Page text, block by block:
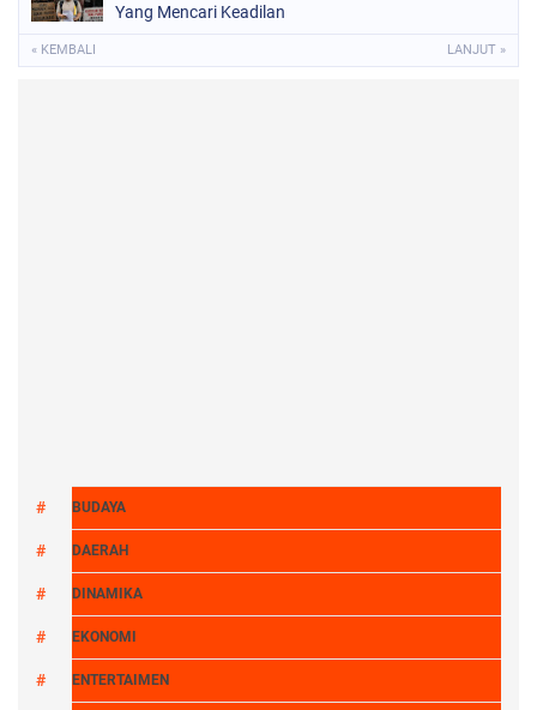
Yang Mencari Keadilan
« KEMBALI LANJUT »
BUDAYA
DAERAH
DINAMIKA
EKONOMI
ENTERTAIMEN